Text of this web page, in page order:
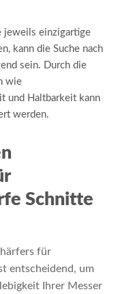
jeweils einzigartige
kann die Suche nach
sein. Durch die
wie
und Haltbarkeit kann
werden.
Schnitte
für
entscheidend, um
Ihrer Messer